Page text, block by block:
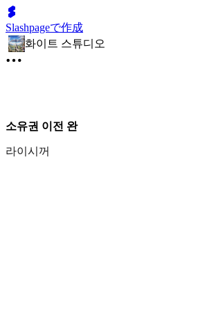
Slashpageで作成
화이트 스튜디오
소유권 이전 완
라이시꺼